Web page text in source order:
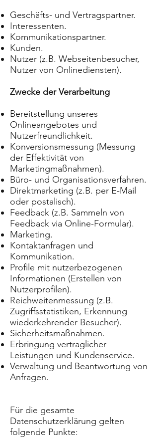
Geschäfts- und Vertragspartner.
Interessenten.
Kommunikationspartner.
Kunden.
Nutzer (z.B. Webseitenbesucher,
Nutzer von Onlinediensten).
Zwecke der Verarbeitung
Bereitstellung unseres
Onlineangebotes und
Nutzerfreundlichkeit.
Konversionsmessung (Messung
der Effektivität von
Marketingmaßnahmen).
Büro- und Organisationsverfahren.
Direktmarketing (z.B. per E-Mail
oder postalisch).
Feedback (z.B. Sammeln von
Feedback via Online-Formular).
Marketing.
Kontaktanfragen und
Kommunikation.
Profile mit nutzerbezogenen
Informationen (Erstellen von
Nutzerprofilen).
Reichweitenmessung (z.B.
Zugriffsstatistiken, Erkennung
wiederkehrender Besucher).
Sicherheitsmaßnahmen.
Erbringung vertraglicher
Leistungen und Kundenservice.
Verwaltung und Beantwortung von
Anfragen.
Für die gesamte
Datenschutzerklärung gelten
folgende Punkte: